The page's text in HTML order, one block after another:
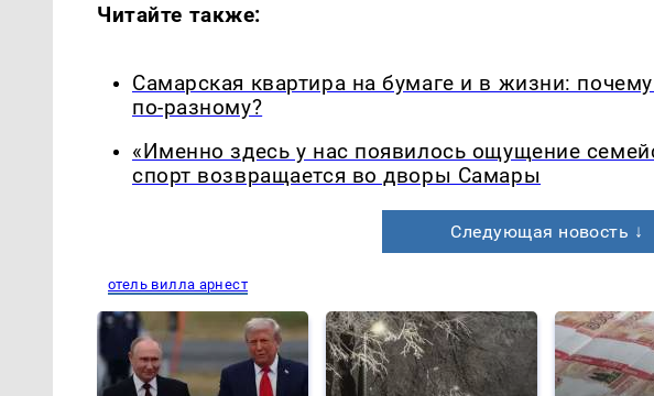
Читайте также:
Самарская квартира на бумаге и в жизни:
по-разному?
«Именно здесь у нас появилось ощущение
спорт возвращается во дворы Самары
Следующая новость ↓
отель вилла арнест